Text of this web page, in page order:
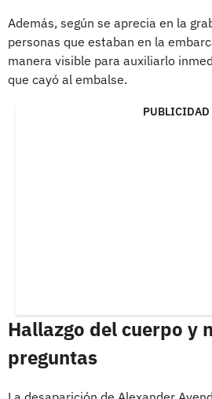
Además, según se aprecia en la
personas que estaban en la
manera visible para auxiliarlo
que cayó al embalse.
PUBLICIDAD
Hallazgo del cuerpo y
preguntas